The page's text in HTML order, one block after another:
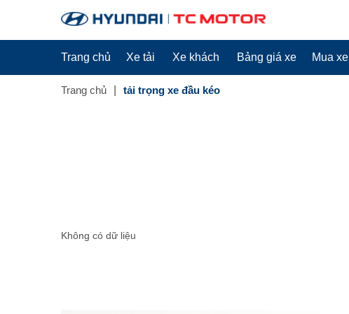
Trang chủ Xe tải Xe khách Bảng giá xe Mua xe
Trang chủ tải trọng xe đầu kéo
Không có dữ liệu